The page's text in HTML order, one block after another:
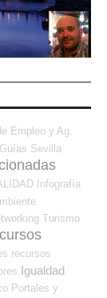
Empleo y Ag.
Guías Sevilla
Infografía
Turismo
recursos
Igualdad
Portales y